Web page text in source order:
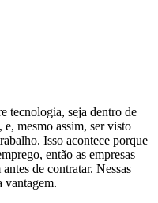
tecnologia, seja dentro de
mesmo assim, ser visto
Isso acontece porque
então as empresas
de contratar. Nessas
vantagem.